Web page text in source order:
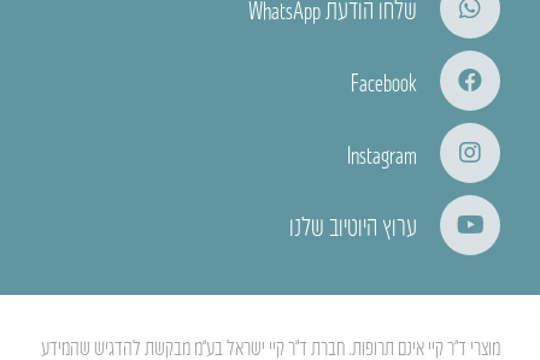
שלחו הודעת WhatsApp
Facebook
Instagram
ערוץ היוטיוב שלנו
מוצרי ד”ר קיי אינם תרופות. חברת ד”ר קיי ישראל בע”מ מבקשת להדגיש שהמידע